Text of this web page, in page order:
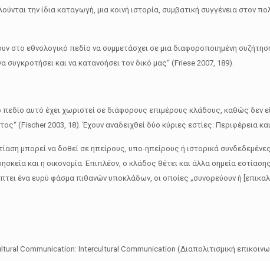
την ίδια καταγωγή, μια κοινή ιστορία, συμβατική συγγένεια στον
στο εθνολογικό πεδίο να συμμετάσχει σε μια διαφοροποιημένη
συγκροτήσει και να κατανοήσει τον δικό μας“ (Friese 2007, 189).
αυτό έχει χωριστεί σε διάφορους επιμέρους κλάδους, καθώς δεν
(Fischer 2003, 18). Έχουν αναδειχθεί δύο κύριες εστίες: Περιφέρεια
μπορεί να δοθεί σε ηπείρους, υπο-ηπείρους ή ιστορικά
και η οικονομία. Επιπλέον, ο κλάδος θέτει και άλλα σημεία
ένα ευρύ φάσμα πιθανών υποκλάδων, οι οποίες „συνορεύουν ή
Communication: Intercultural Communication (Διαπολιτισμική